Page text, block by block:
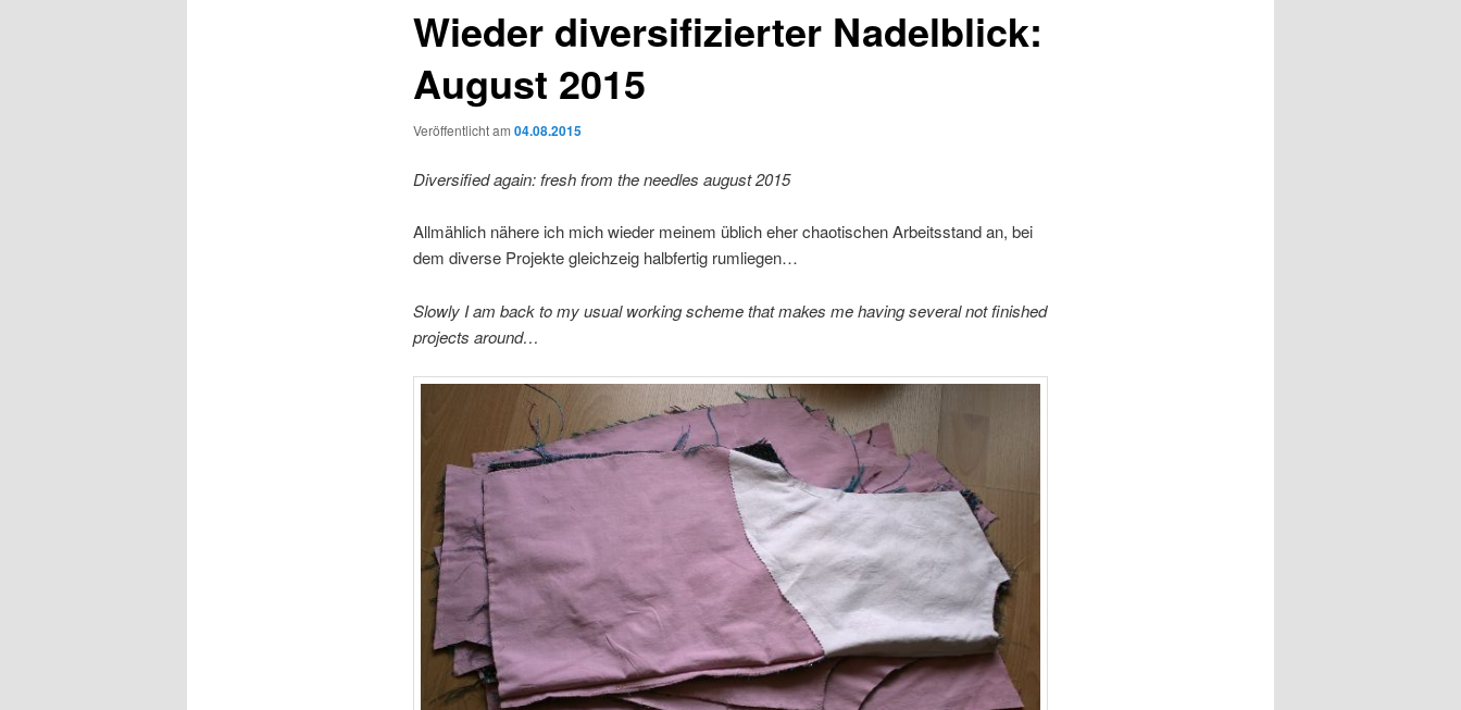
Wieder diversifizierter Nadelblick:
August 2015
Veröffentlicht am 04.08.2015
Diversified again: fresh from the needles august 2015
Allmählich nähere ich mich wieder meinem üblich eher chaotischen Arbeitsstand an, bei
dem diverse Projekte gleichzeig halbfertig rumliegen…
Slowly I am back to my usual working scheme that makes me having several not finished
projects around…